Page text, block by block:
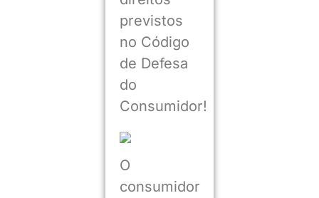
previstos
no Código
de Defesa
do
Consumidor!
O
consumidor